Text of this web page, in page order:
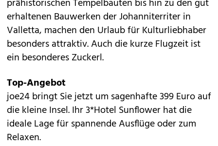
prähistorischen Tempelbauten bis hin zu den gut
erhaltenen Bauwerken der Johanniterriter in
Valletta, machen den Urlaub für Kulturliebhaber
besonders attraktiv. Auch die kurze Flugzeit ist
ein besonderes Zuckerl.
Top-Angebot
joe24 bringt Sie jetzt um sagenhafte 399 Euro auf
die kleine Insel. Ihr 3*Hotel Sunflower hat die
ideale Lage für spannende Ausflüge oder zum
Relaxen.